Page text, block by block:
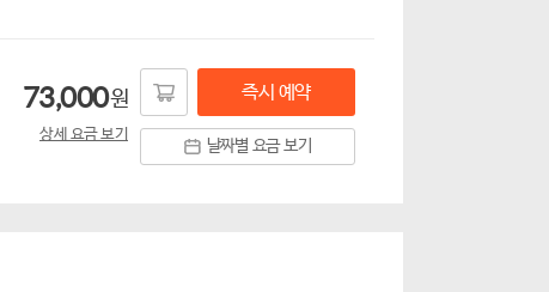
73,000원
상세 요금 보기
즉시 예약
날짜별 요금 보기